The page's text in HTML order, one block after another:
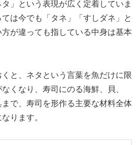
」という表現が広く定着していま
は今でも「タネ」「すしダネ」と
が違っても指している中身は基本
と、ネタという言葉を魚だけに限
くなり、寿司にのる海鮮、貝、
で、寿司を形作る主要な材料全体
ります。